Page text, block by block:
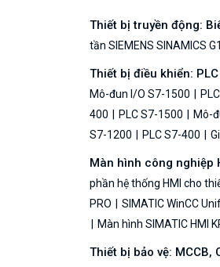
Thiết bị truyền động:
tần SIEMENS SINAMICS
Thiết bị điều khiển:
Mô-đun I/O S7-1500
400
PLC S7-1500 Mô-
S7-1200
PLC S7-400
Màn hình công nghiệp
phần hệ thống HMI cho
PRO
SIMATIC WinCC
Màn hình SIMATIC HMI
Thiết bị bảo vệ: